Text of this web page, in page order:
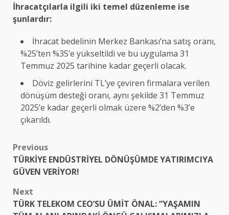
İhracatçılarla ilgili iki temel düzenleme ise
şunlardır:
İhracat bedelinin Merkez Bankası’na satış oranı,
%25’ten %35’e yükseltildi ve bu uygulama 31
Temmuz 2025 tarihine kadar geçerli olacak.
Döviz gelirlerini TL’ye çeviren firmalara verilen
dönüşüm desteği oranı, aynı şekilde 31 Temmuz
2025’e kadar geçerli olmak üzere %2’den %3’e
çıkarıldı.
Post
navigation
Previous
TÜRKİYE ENDÜSTRİYEL DÖNÜŞÜMDE YATIRIMCIYA
GÜVEN VERİYOR!
Next
TÜRK TELEKOM CEO’SU ÜMİT ÖNAL: “YAŞAMIN